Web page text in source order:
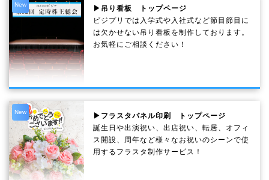
New
▶吊り看板 トップページ
ビジプリでは入学式や入社式など節目節目に
は欠かせない吊り看板を制作しております。
お気軽にご相談ください！
New
▶フラスタパネル印刷 トップページ
誕生日や出演祝い、出店祝い、転居、オフィ
ス開設、周年など様々なお祝いのシーンで使
用するフラスタ制作サービス！